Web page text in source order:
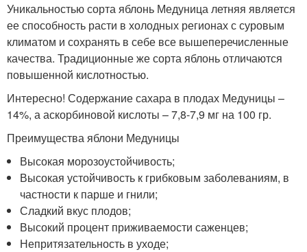
Уникальностью сорта яблонь Медуница летняя является
ее способность расти в холодных регионах с суровым
климатом и сохранять в себе все вышеперечисленные
качества. Традиционные же сорта яблонь отличаются
повышенной кислотностью.
Интересно! Содержание сахара в плодах Медуницы –
14%, а аскорбиновой кислоты – 7,8-7,9 мг на 100 гр.
Преимущества яблони Медуницы
Высокая морозоустойчивость;
Высокая устойчивость к грибковым заболеваниям, в
частности к парше и гнили;
Сладкий вкус плодов;
Высокий процент приживаемости саженцев;
Непритязательность в уходе;